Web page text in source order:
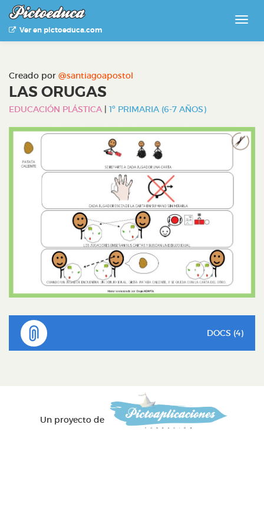
Ver en pictoeduca.com
Creado por @santiagoapostol
LAS ORUGAS
EDUCACIÓN PLÁSTICA | 1º PRIMARIA (6-7 AÑOS)
DOCS (4)
Un proyecto de